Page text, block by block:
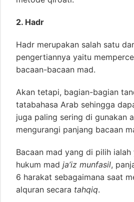
2. Hadr
Hadr merupakan salah satu
pengertiannya yaitu
bacaan-bacaan mad.
Akan tetapi, bagian-bagian
tatabahasa Arab sehingga
juga paling sering di gunakan
mengurangi panjang bacaan
Bacaan mad yang di pilih
hukum mad ja’iz munfasil,
6 harakat sebagaimana saat
alquran secara tahqiq.